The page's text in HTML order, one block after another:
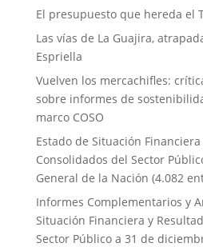
El presupuesto que hereda el
Las vías de La Guajira,
Espriella
Vuelven los mercachifles:
sobre informes de
marco COSO
Estado de Situación
Consolidados del Sector
General de la Nación (4.082
Informes Complementarios y
Situación Financiera y
Sector Público a 31 de